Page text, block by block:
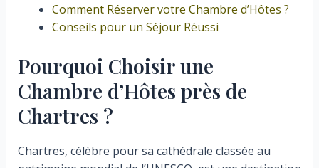
Comment Réserver votre Chambre d’Hôtes ?
Conseils pour un Séjour Réussi
Pourquoi Choisir une
Chambre d’Hôtes près de
Chartres ?
Chartres, célèbre pour sa cathédrale classée au